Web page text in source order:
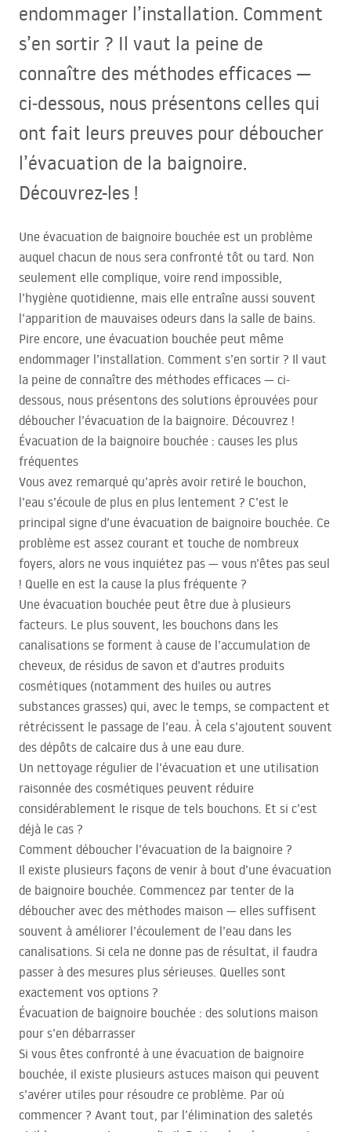
endommager l’installation. Comment
s’en sortir ? Il vaut la peine de
connaître des méthodes efficaces —
ci‑dessous, nous présentons celles qui
ont fait leurs preuves pour déboucher
l’évacuation de la baignoire.
Découvrez-les !
Une évacuation de baignoire bouchée est un problème
auquel chacun de nous sera confronté tôt ou tard. Non
seulement elle complique, voire rend impossible,
l’hygiène quotidienne, mais elle entraîne aussi souvent
l’apparition de mauvaises odeurs dans la salle de bains.
Pire encore, une évacuation bouchée peut même
endommager l’installation. Comment s’en sortir ? Il vaut
la peine de connaître des méthodes efficaces — ci-
dessous, nous présentons des solutions éprouvées pour
déboucher l’évacuation de la baignoire. Découvrez !
Évacuation de la baignoire bouchée : causes les plus
fréquentes
Vous avez remarqué qu’après avoir retiré le bouchon,
l’eau s’écoule de plus en plus lentement ? C’est le
principal signe d’une évacuation de baignoire bouchée. Ce
problème est assez courant et touche de nombreux
foyers, alors ne vous inquiétez pas — vous n’êtes pas seul
! Quelle en est la cause la plus fréquente ?
Une évacuation bouchée peut être due à plusieurs
facteurs. Le plus souvent, les bouchons dans les
canalisations se forment à cause de l’accumulation de
cheveux, de résidus de savon et d’autres produits
cosmétiques (notamment des huiles ou autres
substances grasses) qui, avec le temps, se compactent et
rétrécissent le passage de l’eau. À cela s’ajoutent souvent
des dépôts de calcaire dus à une eau dure.
Un nettoyage régulier de l’évacuation et une utilisation
raisonnée des cosmétiques peuvent réduire
considérablement le risque de tels bouchons. Et si c’est
déjà le cas ?
Comment déboucher l’évacuation de la baignoire ?
Il existe plusieurs façons de venir à bout d’une évacuation
de baignoire bouchée. Commencez par tenter de la
déboucher avec des méthodes maison — elles suffisent
souvent à améliorer l’écoulement de l’eau dans les
canalisations. Si cela ne donne pas de résultat, il faudra
passer à des mesures plus sérieuses. Quelles sont
exactement vos options ?
Évacuation de baignoire bouchée : des solutions maison
pour s’en débarrasser
Si vous êtes confronté à une évacuation de baignoire
bouchée, il existe plusieurs astuces maison qui peuvent
s’avérer utiles pour résoudre ce problème. Par où
commencer ? Avant tout, par l’élimination des saletés